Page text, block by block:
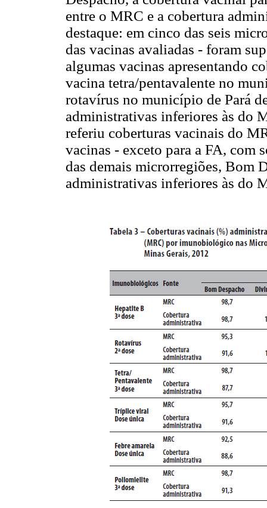
entre o MRC e a cobertura
destaque: em cinco das seis
das vacinas avaliadas - foram
algumas vacinas apresentando
vacina tetra/pentavalente no
rotavírus no município de Pará
administrativas inferiores às do
referiu coberturas vacinais do
vacinas - exceto para a FA, com
das demais microrregiões, Bom
administrativas inferiores às do